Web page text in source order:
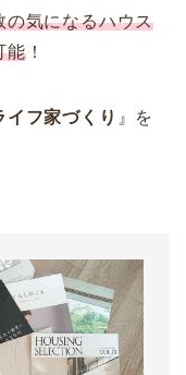
の気になるハウス
能！
イフ家づくり 』を